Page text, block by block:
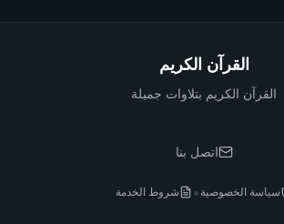
القرآن الكريم
القرآن الكريم بتلاوات جميلة
اتصل بنا
سياسة الخصوصية • شروط الخدمة